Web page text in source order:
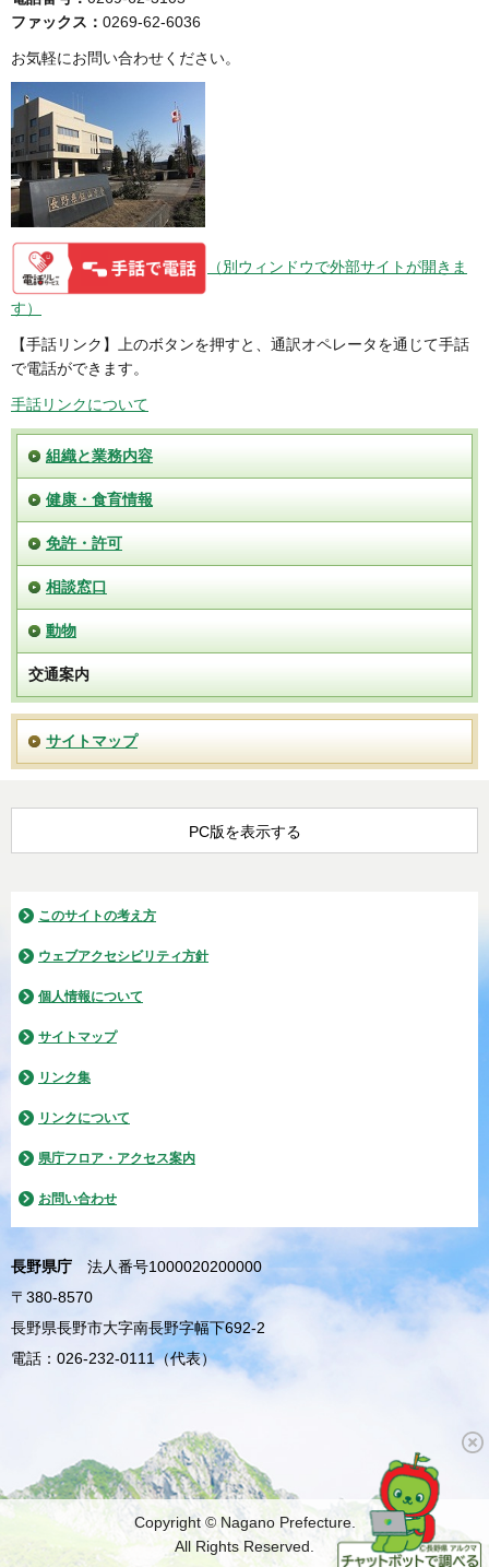
ファックス番号：0269-63-2934
北信保健福祉事務所
住所：〒389-2255飯山市大字静間字町尻1340-1
電話番号：0269-62-3105
ファックス：0269-62-6036
お気軽にお問い合わせください。
す）
【手話リンク】上のボタンを押すと、通訳オペレータを通じて手話
で電話ができます。
組織と業務内容
健康・食育情報
免許・許可
このサイトの考え方
ウェブアクセシビリティ方針
個人情報について
リンク集
県庁フロア・アクセス案内
長野県庁
法人番号1000020200000
〒380-8570
長野県長野市大字南長野字幅下692-2
電話：026-232-0111（代表）